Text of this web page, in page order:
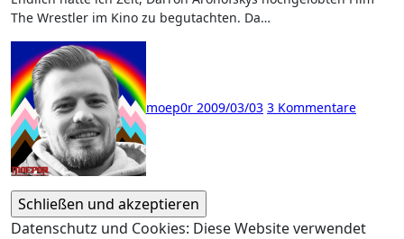
The Wrestler im Kino zu begutachten. Da…
moep0r 2009/03/03 3 Kommentare
Datenschutz und Cookies: Diese Website verwendet